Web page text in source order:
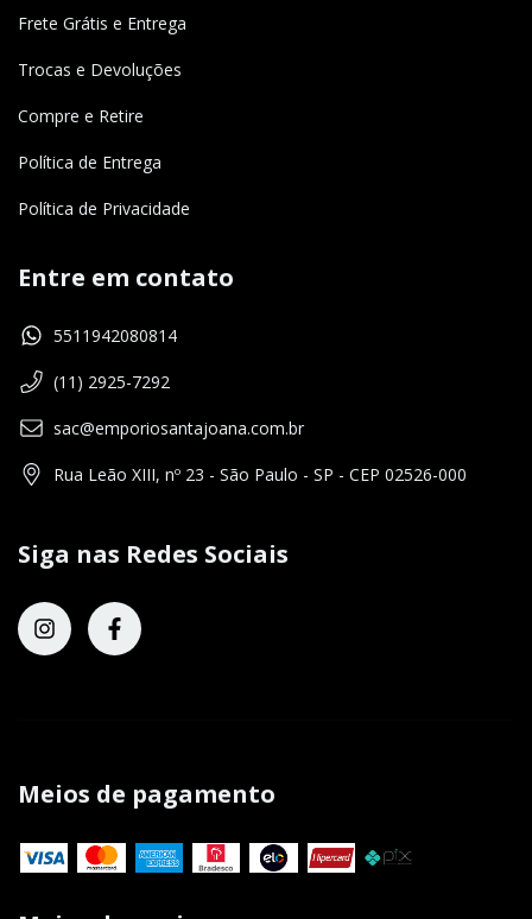
Frete Grátis e Entrega
Trocas e Devoluções
Compre e Retire
Política de Entrega
Política de Privacidade
Entre em contato
5511942080814
(11) 2925-7292
sac@emporiosantajoana.com.br
Rua Leão XIII, nº 23 - São Paulo - SP - CEP 02526-000
Siga nas Redes Sociais
Meios de pagamento